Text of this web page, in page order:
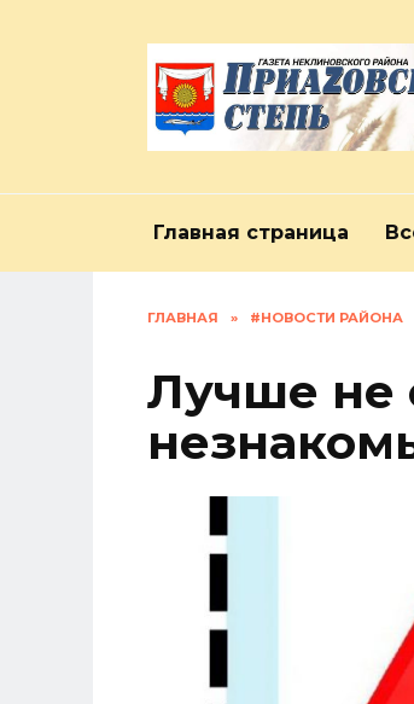
Главная страница
ГЛАВНАЯ » #НОВОСТИ РАЙОНА
Лучше не